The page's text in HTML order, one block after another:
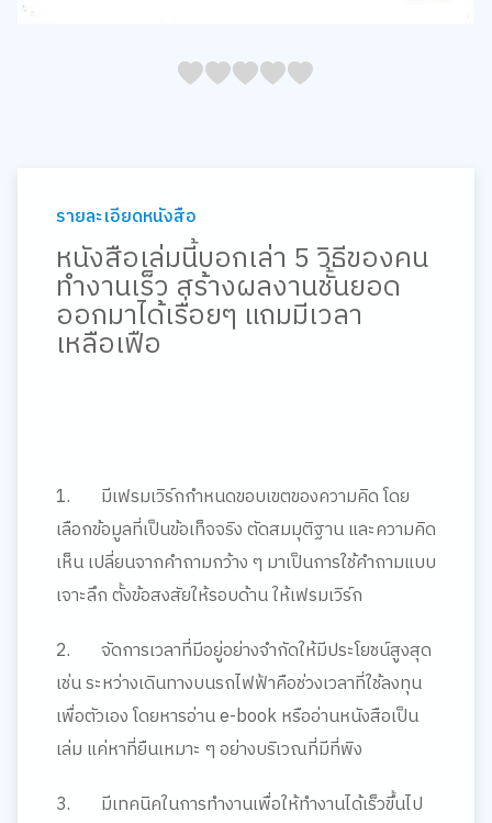
45
4
35
3
25
2
15
1
05
รายละเอียดหนังสือ
หนังสือเล่มนี้บอกเล่า 5 วิธีของคน
ทำงานเร็ว สร้างผลงานชั้นยอด
ออกมาได้เรื่อยๆ แถมมีเวลา
เหลือเฟือ
1. มีเฟรมเวิร์กกำหนดขอบเขตของความคิดโดย
เลือกข้อมูลที่เป็นข้อเท็จจริง ตัดสมมุติฐาน และความคิด
เห็น เปลี่ยนจากคำถามกว้าง ๆ มาเป็นการใช้คำถามแบบ
เจาะลึก ตั้งข้อสงสัยให้รอบด้าน ให้เฟรมเวิร์ก
2.
จัดการเวลาที่มีอยู่อย่างจำกัดให้มีประโยชน์สูงสุด
เช่น ระหว่างเดินทางบนรถไฟฟ้าคือช่วงเวลาที่ใช้ลงทุน
เพื่อตัวเอง โดยหารอ่านe-bookหรืออ่านหนังสือเป็น
เล่ม แค่หาที่ยืนเหมาะ ๆ อย่างบริเวณที่มีที่พิง
3.
มีเทคนิคในการทำงานเพื่อให้ทำงานได้เร็วขึ้นไป